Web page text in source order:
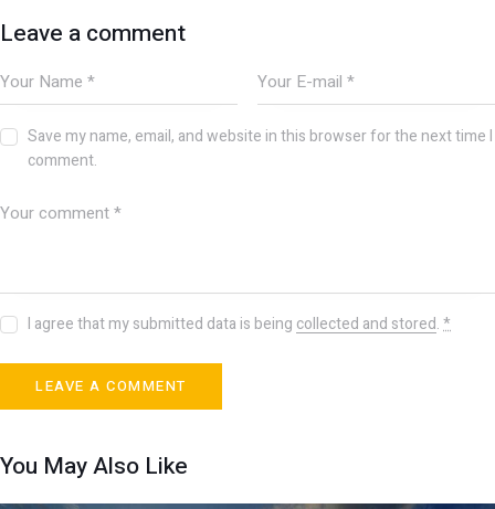
Leave a comment
Save my name, email, and website in this browser for the next time I
comment.
I agree that my submitted data is being collected and stored.*
You May Also Like